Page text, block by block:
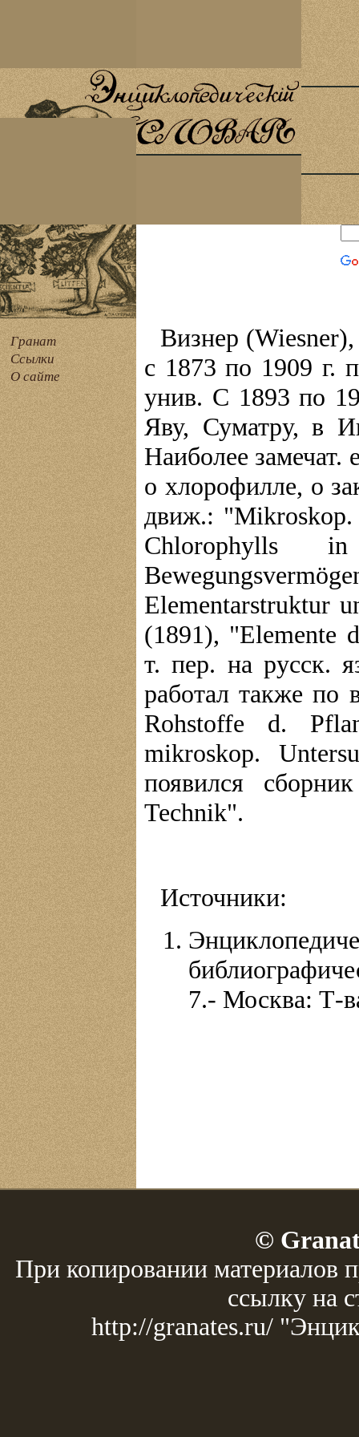
Гранат
Ссылки
О сайте
Визнер
с 1873 по 1909 г.
унив. С 1893 по
Яву, Суматру, в
Наиболее замечат.
о хлорофилле, о
движ.: "Mikroskop.
Chlorophylls
Elementarstruktur
(1891), "Elemente
т. пер. на русск.
работал также по
Rohstoffe d.
mikroskop.
появился
Technik".
Источники:
7.- Москва: Т-
©
При копировании материалов
ссылку на
http://granates.ru/